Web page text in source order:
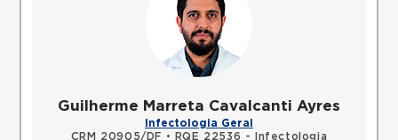
Guilherme Marreta Cavalcanti Ayres
Infectologia Geral
CRM 20905/DF •
RQE 22536 - Infectologia